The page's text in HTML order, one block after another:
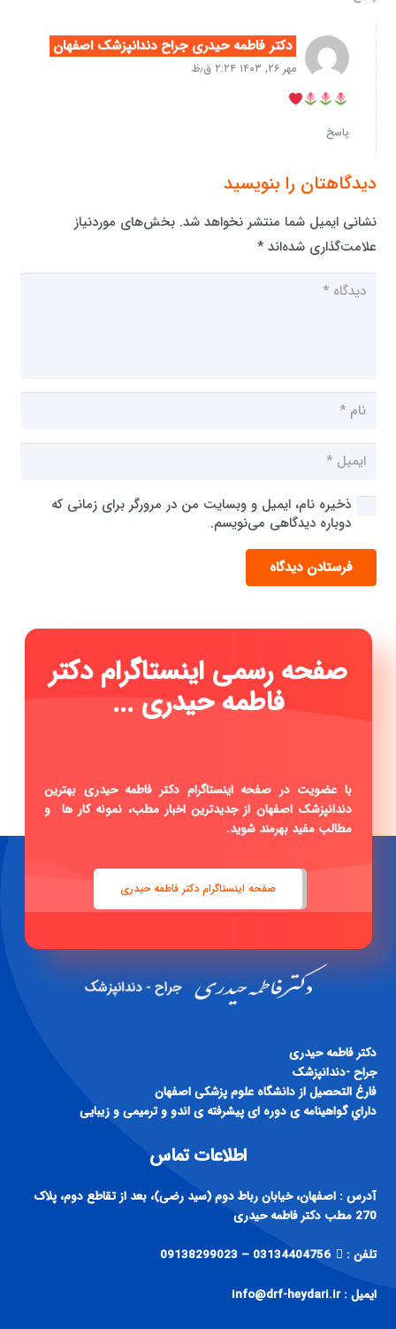
دکتر فاطمه حیدری جراح دندانپزشک اصفهان
مهر ۲۶, ۱۴۰۳ ۲:۲۴ ق٫ظ
پاسخ
دیدگاهتان را بنویسید
نشانی ایمیل شما منتشر نخواهد شد. بخش‌های موردنیاز
علامت‌گذاری شده‌اند*
ذخیره نام، ایمیل و وبسایت من در مرورگر برای زمانی که
دوباره دیدگاهی می‌نویسم.
فرستادن دیدگاه
صفحه رسمی اینستاگرام دکتر
فاطمه حیدری ...
با عضویت در صفحه اینستاگرام دکتر فاطمه حیدری بهترین
دندانپزشک اصفهان از جدیدترین اخبار مطب، نمونه کار ها و
مطالب مفید بهرمند شوید.
صفحه اینستاگرام دکتر فاطمه حیدری
دكتر فاطمه حيدری
جراح -دندانپزشک
فارغ التحصيل از دانشگاه علوم پزشكی اصفهان
داراي گواهينامه ی دوره ای پيشرفته ی اندو و ترميمی و زيبايی
اطلاعات تماس
آدرس : اصفهان، خیابان رباط دوم (سید رضی)، بعد از تقاطع دوم، پلاک
270 مطب دکتر فاطمه حیدری
تلفن : 03134404756 – 09138299023
ایمیل : info@drf-heydari.ir